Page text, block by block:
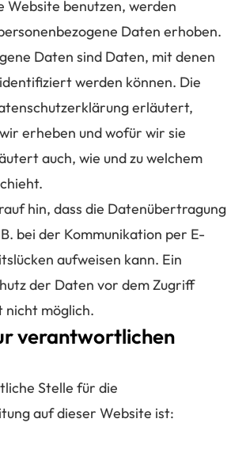
Website benutzen, werden
Daten erhoben.
Daten sind Daten, mit denen
werden können. Die
erläutert,
erheben und wofür wir sie
auch, wie und zu welchem
hin, dass die Datenübertragung
bei der Kommunikation per E-
aufweisen kann. Ein
der Daten vor dem Zugriff
nicht möglich.
verantwortlichen
Stelle für die
auf dieser Website ist: